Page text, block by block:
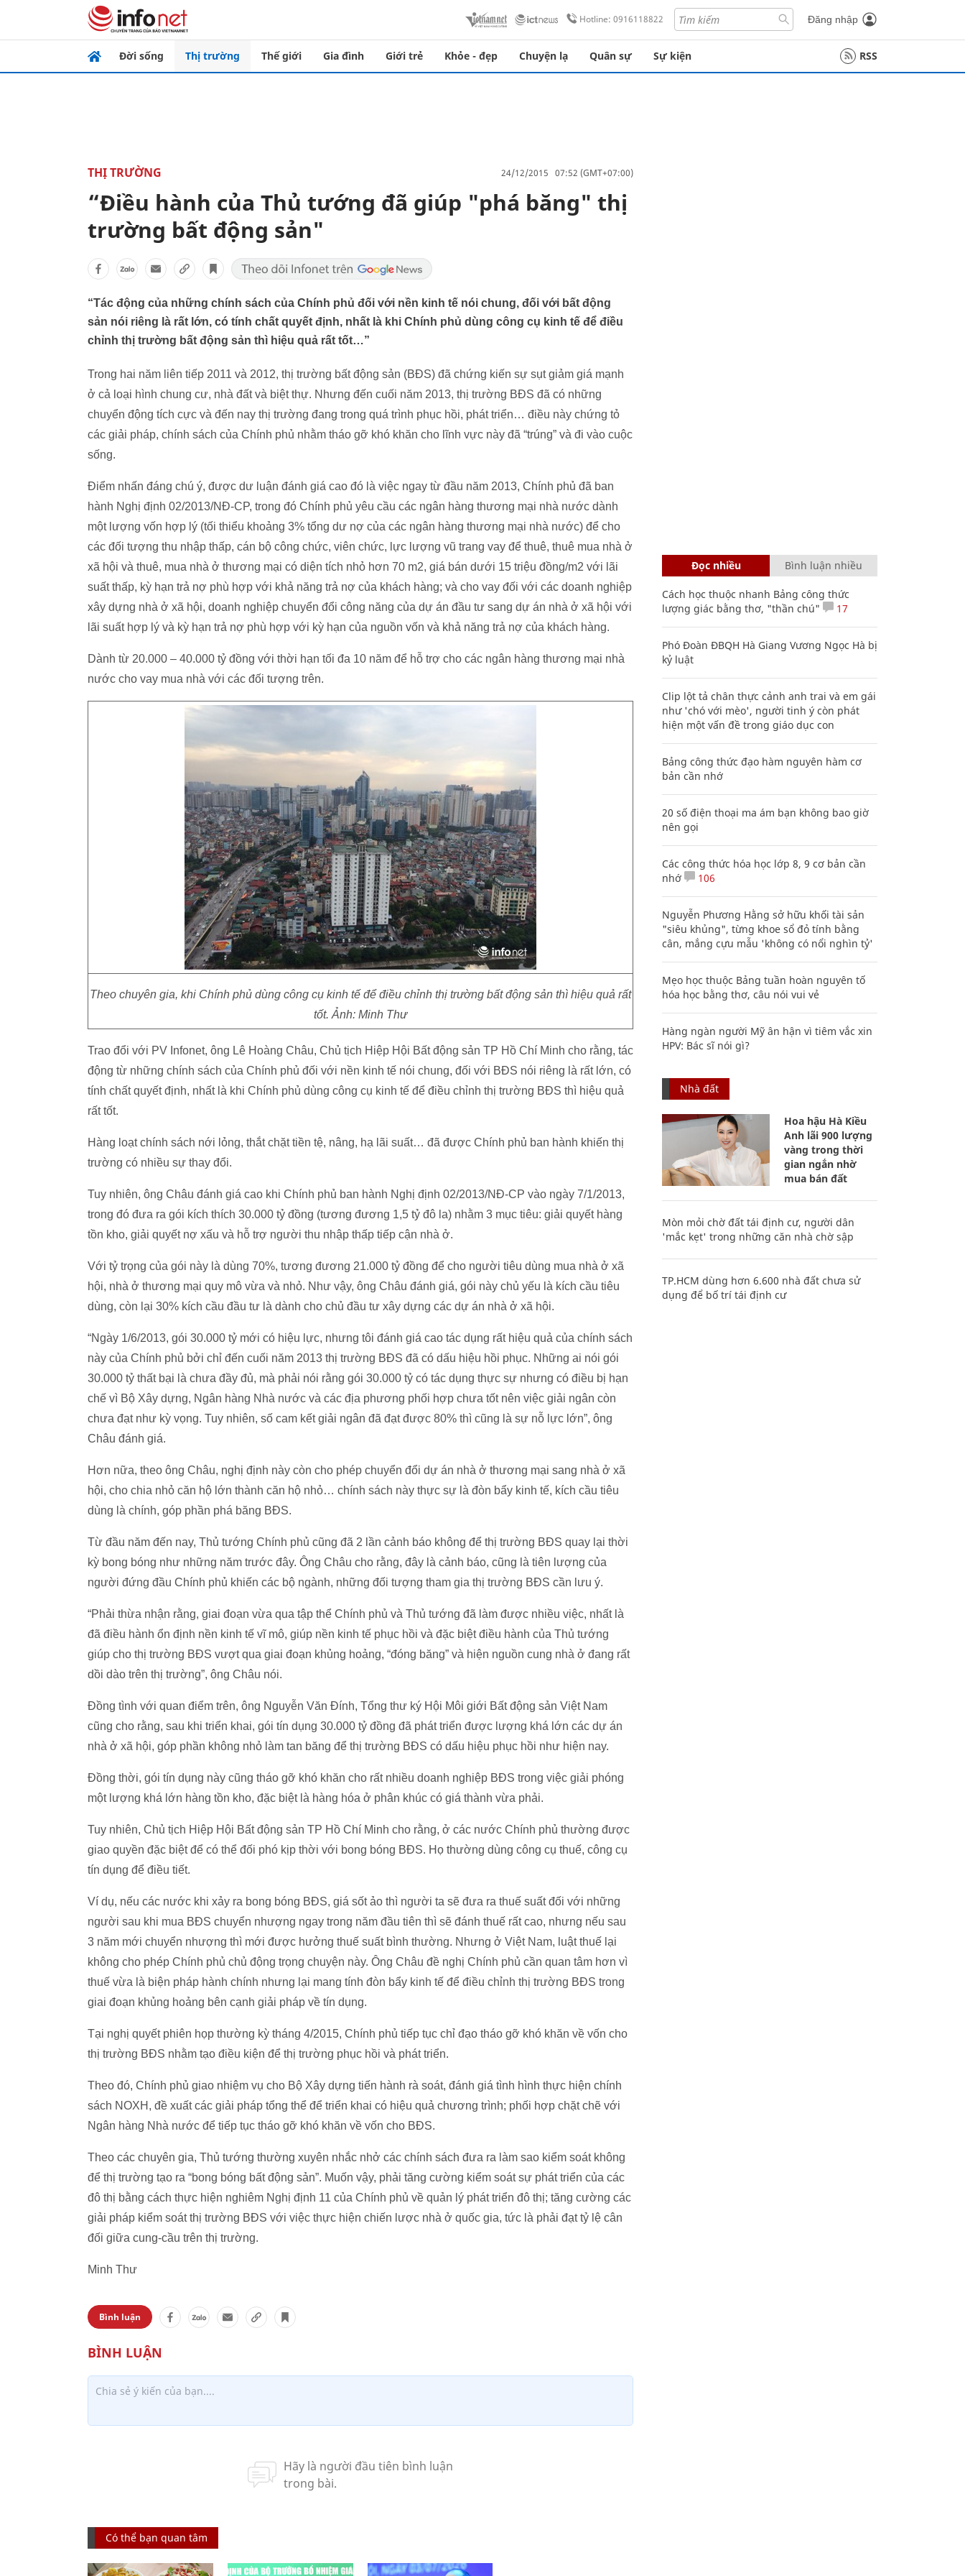
Hotline: 0916118822 Đăng nhập
Đời sống Thị trường Thế giới Gia đình Giới trẻ Khỏe - đẹp Chuyện lạ Quân sự Sự kiện RSS
THỊ TRƯỜNG 24/12/2015 07:52 (GMT+07:00)
“Điều hành của Thủ tướng đã giúp "phá băng" thị
trường bất động sản"
“Tác động của những chính sách của Chính phủ đối với nền kinh tế nói chung, đối với bất động
sản nói riêng là rất lớn, có tính chất quyết định, nhất là khi Chính phủ dùng công cụ kinh tế để điều
chỉnh thị trường bất động sản thì hiệu quả rất tốt…”
Trong hai năm liên tiếp 2011 và 2012, thị trường bất động sản (BĐS) đã chứng kiến sự sụt giảm giá mạnh
ở cả loại hình chung cư, nhà đất và biệt thự. Nhưng đến cuối năm 2013, thị trường BĐS đã có những
chuyển động tích cực và đến nay thị trường đang trong quá trình phục hồi, phát triển… điều này chứng tỏ
các giải pháp, chính sách của Chính phủ nhằm tháo gỡ khó khăn cho lĩnh vực này đã “trúng” và đi vào cuộc
sống.
Điểm nhấn đáng chú ý, được dư luận đánh giá cao đó là việc ngay từ đầu năm 2013, Chính phủ đã ban
hành Nghị định 02/2013/NĐ-CP, trong đó Chính phủ yêu cầu các ngân hàng thương mại nhà nước dành
một lượng vốn hợp lý (tối thiểu khoảng 3% tổng dư nợ của các ngân hàng thương mại nhà nước) để cho
các đối tượng thu nhập thấp, cán bộ công chức, viên chức, lực lượng vũ trang vay để thuê, thuê mua nhà ở
xã hội và thuê, mua nhà ở thương mại có diện tích nhỏ hơn 70 m2, giá bán dưới 15 triệu đồng/m2 với lãi
suất thấp, kỳ hạn trả nợ phù hợp với khả năng trả nợ của khách hàng; và cho vay đối với các doanh nghiệp
xây dựng nhà ở xã hội, doanh nghiệp chuyển đổi công năng của dự án đầu tư sang dự án nhà ở xã hội với
lãi suất hợp lý và kỳ hạn trả nợ phù hợp với kỳ hạn của nguồn vốn và khả năng trả nợ của khách hàng.
Dành từ 20.000 – 40.000 tỷ đồng với thời hạn tối đa 10 năm để hỗ trợ cho các ngân hàng thương mại nhà
nước cho vay mua nhà với các đối tượng trên.
Theo chuyên gia, khi Chính phủ dùng công cụ kinh tế để điều chỉnh thị trường bất động sản thì hiệu quả rất
tốt. Ảnh: Minh Thư
Trao đổi với PV Infonet, ông Lê Hoàng Châu, Chủ tịch Hiệp Hội Bất động sản TP Hồ Chí Minh cho rằng, tác
động từ những chính sách của Chính phủ đối với nền kinh tế nói chung, đối với BĐS nói riêng là rất lớn, có
tính chất quyết định, nhất là khi Chính phủ dùng công cụ kinh tế để điều chỉnh thị trường BĐS thì hiệu quả
rất tốt.
Hàng loạt chính sách nới lỏng, thắt chặt tiền tệ, nâng, hạ lãi suất… đã được Chính phủ ban hành khiến thị
trường có nhiều sự thay đổi.
Tuy nhiên, ông Châu đánh giá cao khi Chính phủ ban hành Nghị định 02/2013/NĐ-CP vào ngày 7/1/2013,
trong đó đưa ra gói kích thích 30.000 tỷ đồng (tương đương 1,5 tỷ đô la) nhằm 3 mục tiêu: giải quyết hàng
tồn kho, giải quyết nợ xấu và hỗ trợ người thu nhập thấp tiếp cận nhà ở.
Với tỷ trọng của gói này là dùng 70%, tương đương 21.000 tỷ đồng để cho người tiêu dùng mua nhà ở xã
hội, nhà ở thương mại quy mô vừa và nhỏ. Như vậy, ông Châu đánh giá, gói này chủ yếu là kích cầu tiêu
dùng, còn lại 30% kích cầu đầu tư là dành cho chủ đầu tư xây dựng các dự án nhà ở xã hội.
“Ngày 1/6/2013, gói 30.000 tỷ mới có hiệu lực, nhưng tôi đánh giá cao tác dụng rất hiệu quả của chính sách
này của Chính phủ bởi chỉ đến cuối năm 2013 thị trường BĐS đã có dấu hiệu hồi phục. Những ai nói gói
30.000 tỷ thất bại là chưa đầy đủ, mà phải nói rằng gói 30.000 tỷ có tác dụng thực sự nhưng có điều bị hạn
chế vì Bộ Xây dựng, Ngân hàng Nhà nước và các địa phương phối hợp chưa tốt nên việc giải ngân còn
chưa đạt như kỳ vọng. Tuy nhiên, số cam kết giải ngân đã đạt được 80% thì cũng là sự nỗ lực lớn”, ông
Châu đánh giá.
Hơn nữa, theo ông Châu, nghị định này còn cho phép chuyển đổi dự án nhà ở thương mại sang nhà ở xã
hội, cho chia nhỏ căn hộ lớn thành căn hộ nhỏ… chính sách này thực sự là đòn bẩy kinh tế, kích cầu tiêu
dùng là chính, góp phần phá băng BĐS.
Từ đầu năm đến nay, Thủ tướng Chính phủ cũng đã 2 lần cảnh báo không để thị trường BĐS quay lại thời
kỳ bong bóng như những năm trước đây. Ông Châu cho rằng, đây là cảnh báo, cũng là tiên lượng của
người đứng đầu Chính phủ khiến các bộ ngành, những đối tượng tham gia thị trường BĐS cần lưu ý.
“Phải thừa nhận rằng, giai đoạn vừa qua tập thể Chính phủ và Thủ tướng đã làm được nhiều việc, nhất là
đã điều hành ổn định nền kinh tế vĩ mô, giúp nền kinh tế phục hồi và đặc biệt điều hành của Thủ tướng
giúp cho thị trường BĐS vượt qua giai đoạn khủng hoảng, “đóng băng” và hiện nguồn cung nhà ở đang rất
dồi dào trên thị trường”, ông Châu nói.
Đồng tình với quan điểm trên, ông Nguyễn Văn Đính, Tổng thư ký Hội Môi giới Bất động sản Việt Nam
cũng cho rằng, sau khi triển khai, gói tín dụng 30.000 tỷ đồng đã phát triển được lượng khá lớn các dự án
nhà ở xã hội, góp phần không nhỏ làm tan băng để thị trường BĐS có dấu hiệu phục hồi như hiện nay.
Đồng thời, gói tín dụng này cũng tháo gỡ khó khăn cho rất nhiều doanh nghiệp BĐS trong việc giải phóng
một lượng khá lớn hàng tồn kho, đặc biệt là hàng hóa ở phân khúc có giá thành vừa phải.
Tuy nhiên, Chủ tịch Hiệp Hội Bất động sản TP Hồ Chí Minh cho rằng, ở các nước Chính phủ thường được
giao quyền đặc biệt để có thể đối phó kịp thời với bong bóng BĐS. Họ thường dùng công cụ thuế, công cụ
tín dụng để điều tiết.
Ví dụ, nếu các nước khi xảy ra bong bóng BĐS, giá sốt ảo thì người ta sẽ đưa ra thuế suất đối với những
người sau khi mua BĐS chuyển nhượng ngay trong năm đầu tiên thì sẽ đánh thuế rất cao, nhưng nếu sau
3 năm mới chuyển nhượng thì mới được hưởng thuế suất bình thường. Nhưng ở Việt Nam, luật thuế lại
không cho phép Chính phủ chủ động trọng chuyện này. Ông Châu đề nghị Chính phủ cần quan tâm hơn vì
thuế vừa là biện pháp hành chính nhưng lại mang tính đòn bẩy kinh tế để điều chỉnh thị trường BĐS trong
giai đoạn khủng hoảng bên cạnh giải pháp về tín dụng.
Tại nghị quyết phiên họp thường kỳ tháng 4/2015, Chính phủ tiếp tục chỉ đạo tháo gỡ khó khăn về vốn cho
thị trường BĐS nhằm tạo điều kiện để thị trường phục hồi và phát triển.
Theo đó, Chính phủ giao nhiệm vụ cho Bộ Xây dựng tiến hành rà soát, đánh giá tình hình thực hiện chính
sách NOXH, đề xuất các giải pháp tổng thể để triển khai có hiệu quả chương trình; phối hợp chặt chẽ với
Ngân hàng Nhà nước để tiếp tục tháo gỡ khó khăn về vốn cho BĐS.
Theo các chuyên gia, Thủ tướng thường xuyên nhắc nhở các chính sách đưa ra làm sao kiểm soát không
để thị trường tạo ra “bong bóng bất động sản”. Muốn vậy, phải tăng cường kiểm soát sự phát triển của các
đô thị bằng cách thực hiện nghiêm Nghị định 11 của Chính phủ về quản lý phát triển đô thị; tăng cường các
giải pháp kiểm soát thị trường BĐS với việc thực hiện chiến lược nhà ở quốc gia, tức là phải đạt tỷ lệ cân
đối giữa cung-cầu trên thị trường.
Minh Thư
Bình luận
Có thể bạn quan tâm
Đọc nhiều Bình luận nhiều
Cách học thuộc nhanh Bảng công thức
lượng giác bằng thơ, "thần chú"
17
Phó Đoàn ĐBQH Hà Giang Vương Ngọc Hà bị
kỷ luật
Clip lột tả chân thực cảnh anh trai và em gái
như 'chó với mèo', người tinh ý còn phát
hiện một vấn đề trong giáo dục con
Bảng công thức đạo hàm nguyên hàm cơ
bản cần nhớ
20 số điện thoại ma ám bạn không bao giờ
nên gọi
Các công thức hóa học lớp 8, 9 cơ bản cần
nhớ
106
Nguyễn Phương Hằng sở hữu khối tài sản
"siêu khủng", từng khoe sổ đỏ tính bằng
cân, mắng cựu mẫu 'không có nổi nghìn tỷ'
Mẹo học thuộc Bảng tuần hoàn nguyên tố
hóa học bằng thơ, câu nói vui vẻ
Hàng ngàn người Mỹ ân hận vì tiêm vắc xin
HPV: Bác sĩ nói gì?
Nhà đất
Hoa hậu Hà Kiều
Anh lãi 900 lượng
vàng trong thời
gian ngắn nhờ
mua bán đất
Mòn mỏi chờ đất tái định cư, người dân
'mắc kẹt' trong những căn nhà chờ sập
TP.HCM dùng hơn 6.600 nhà đất chưa sử
dụng để bố trí tái định cư